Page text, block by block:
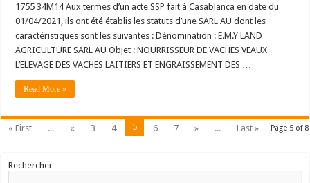
1755 34M14 Aux termes d’un acte SSP fait à Casablanca en date du
01/04/2021, ils ont été établis les statuts d’une SARL AU dont les
caractéristiques sont les suivantes : Dénomination : E.M.Y LAND
AGRICULTURE SARL AU Objet : NOURRISSEUR DE VACHES VEAUX
L’ELEVAGE DES VACHES LAITIERS ET ENGRAISSEMENT DES …
Read More »
Page 5 of 8
« First ... « 3 4 5 6 7 » ... Last »
Rechercher